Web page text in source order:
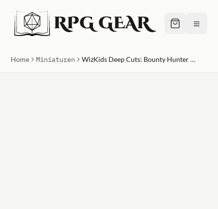
RPG GEAR ≡
Home Miniaturen WizKids Deep Cuts: Bounty Hunter & Outlaw Unpainted Miniature